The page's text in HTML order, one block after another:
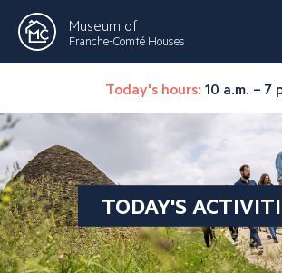
Museum of
Franche-Comté Houses
Today's hours: 10 a.m. – 7
TODAY'S